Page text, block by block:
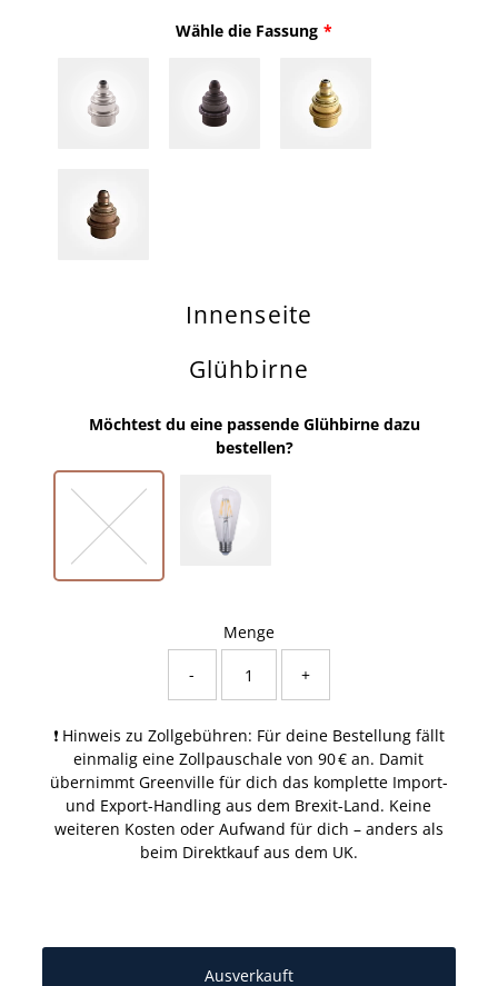
Wähle die Fassung
Innenseite
Glühbirne
Möchtest du eine passende Glühbirne dazu
bestellen?
Menge
-
+
❗ Hinweis zu Zollgebühren: Für deine Bestellung fällt
einmalig eine Zollpauschale von 90 € an. Damit
übernimmt Greenville für dich das komplette Import-
und Export-Handling aus dem Brexit-Land. Keine
weiteren Kosten oder Aufwand für dich – anders als
beim Direktkauf aus dem UK.